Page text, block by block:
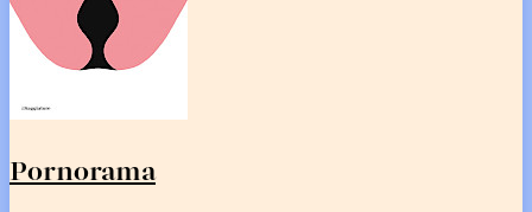
Pornorama